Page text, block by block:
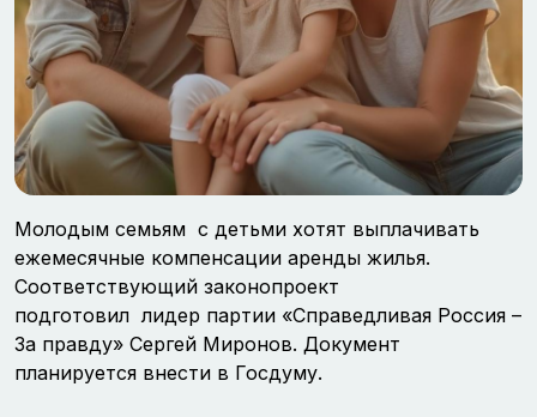
Молодым семьям с детьми хотят выплачивать
ежемесячные компенсации аренды жилья.
Соответствующий законопроект
подготовил лидер партии «Справедливая Россия –
За правду» Сергей Миронов. Документ
планируется внести в Госдуму.